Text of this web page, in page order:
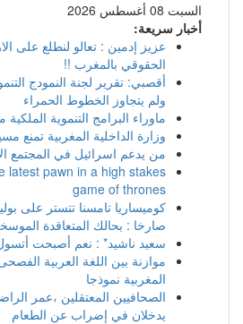
السبت 08 أغسطس 2026
أخبار سريعة:
عزيز إدمين : تعالو لنطلع على
الحقوقي بالمغرب !!
أقصبي: تقرير لجنة النمودج
ولم يتجاوز الخطوط الحمراء
ماوراء البرامج التنموية الملكية
وزارة الداخلية المغربية تمنع
من يدعم اسرائيل في المجتمع
latest pawn in a high stakes
game of thrones
كوميساريا تامسنا تتستر على
صارخا : بحالك المتعاقدة
سعيد ناشيد* : نعم أصبحت أتسول
موازنة بين اللغة العربية الفصحى
المغربية نموذجا
الصحافيين المعتقلين ،عمر
يدخلان في إضراب عن الطعام